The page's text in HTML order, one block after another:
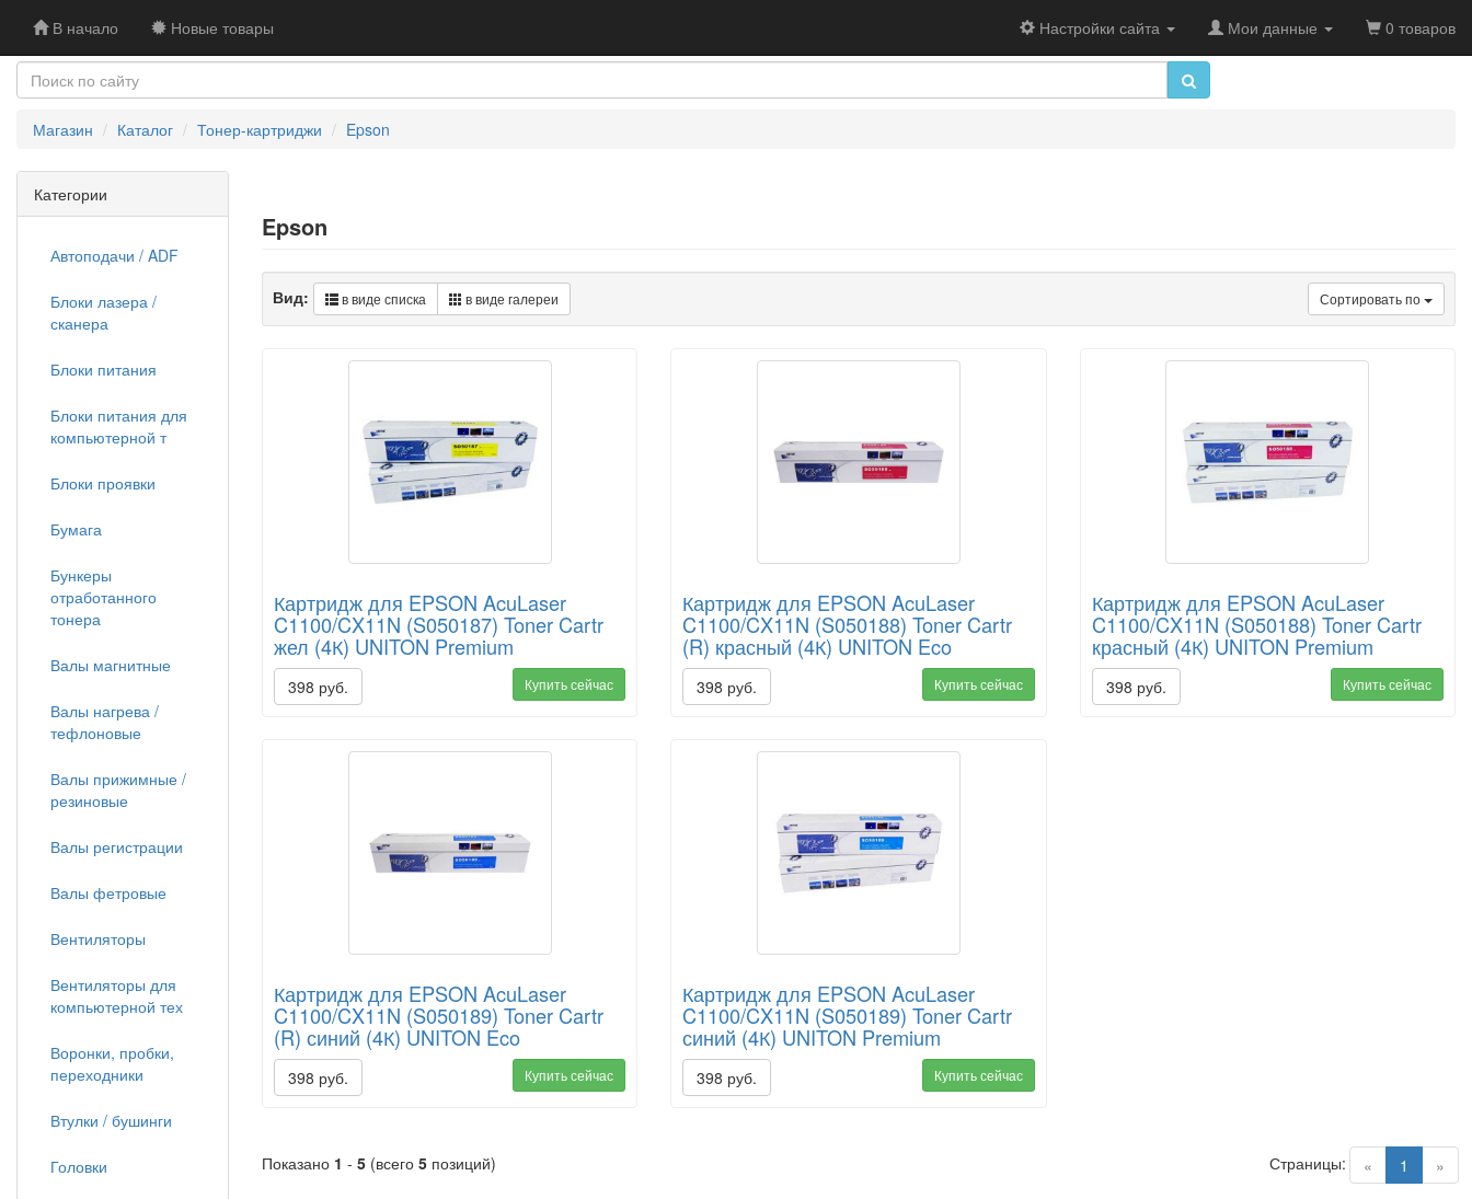
В начало Новые товары Настройки сайта Мои данные 0 товаров
Магазин Каталог Тонер-картриджи Epson
Epson
Сортировать по
Вид: в виде списка в виде галереи
Картридж для EPSON AcuLaser
C1100/CX11N (S050187) Toner Cartr
жел (4К) UNITON Premium
398 руб. Купить сейчас
Картридж для EPSON AcuLaser
C1100/CX11N (S050188) Toner Cartr
(R) красный (4К) UNITON Eco
398 руб. Купить сейчас
Картридж для EPSON AcuLaser
C1100/CX11N (S050188) Toner Cartr
красный (4К) UNITON Premium
398 руб. Купить сейчас
Картридж для EPSON AcuLaser
C1100/CX11N (S050189) Toner Cartr
(R) синий (4К) UNITON Eco
398 руб. Купить сейчас
Картридж для EPSON AcuLaser
C1100/CX11N (S050189) Toner Cartr
синий (4К) UNITON Premium
398 руб. Купить сейчас
Показано 1 - 5 (всего 5 позиций) « 1 (current)
»
Страницы:
Категории
Автоподачи / ADF
Блоки лазера /
сканера
Блоки питания
Блоки питания для
компьютерной т
Блоки проявки
Бумага
Бункеры
отработанного
тонера
Валы магнитные
Валы нагрева /
тефлоновые
Валы прижимные /
резиновые
Валы регистрации
Валы фетровые
Вентиляторы
Вентиляторы для
компьютерной тех
Воронки, пробки,
переходники
Втулки / бушинги
Головки